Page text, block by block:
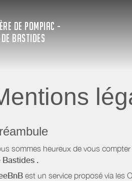
DE POMPIAC -
BASTIDES
sommes heureux de vous
Bastides .
est un service proposé via les